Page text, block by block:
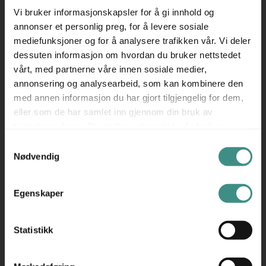
Vi bruker informasjonskapsler for å gi innhold og
annonser et personlig preg, for å levere sosiale
mediefunksjoner og for å analysere trafikken vår. Vi deler
dessuten informasjon om hvordan du bruker nettstedet
vårt, med partnerne våre innen sosiale medier,
annonsering og analysearbeid, som kan kombinere den
med annen informasjon du har gjort tilgjengelig for dem,
eller som de har samlet inn gjennom din bruk av
Nødvendig
Egenskaper
Statistikk
Med en bordplate på 160 × 80 cm gir bordet en romslig
arbeidsflate med god plass til skjermer, tastatur og annet
arbeidsutstyr. Den elektriske høydejusteringen gjør det
enkelt å tilpasse bordet til ulike brukere og
arbeidsoppgaver.
Edsbyn er en svensk møbelprodusent med lange
tradisjoner innen kontormøbler og er kjent for
▪ Elektrisk høydejustering med Linak understell
arbeid